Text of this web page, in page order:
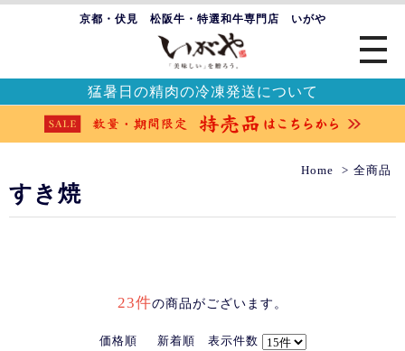
京都・伏見 松阪牛・特選和牛専門店 いがや
猛暑日の精肉の冷凍発送について
Home 全商品
すき焼
23件の商品がございます。
価格順 新着順 表示件数